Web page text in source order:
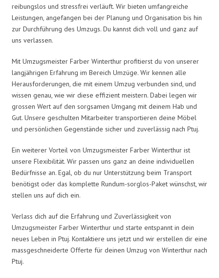
reibungslos und stressfrei verläuft. Wir bieten umfangreiche
Leistungen, angefangen bei der Planung und Organisation bis hin
zur Durchführung des Umzugs. Du kannst dich voll und ganz auf
uns verlassen.
Mit Umzugsmeister Farber Winterthur profitierst du von unserer
langjährigen Erfahrung im Bereich Umzüge. Wir kennen alle
Herausforderungen, die mit einem Umzug verbunden sind, und
wissen genau, wie wir diese effizient meistern. Dabei legen wir
grossen Wert auf den sorgsamen Umgang mit deinem Hab und
Gut. Unsere geschulten Mitarbeiter transportieren deine Möbel
und persönlichen Gegenstände sicher und zuverlässig nach Ptuj.
Ein weiterer Vorteil von Umzugsmeister Farber Winterthur ist
unsere Flexibilität. Wir passen uns ganz an deine individuellen
Bedürfnisse an. Egal, ob du nur Unterstützung beim Transport
benötigst oder das komplette Rundum-sorglos-Paket wünschst, wir
stellen uns auf dich ein.
Verlass dich auf die Erfahrung und Zuverlässigkeit von
Umzugsmeister Farber Winterthur und starte entspannt in dein
neues Leben in Ptuj. Kontaktiere uns jetzt und wir erstellen dir eine
massgeschneiderte Offerte für deinen Umzug von Winterthur nach
Ptuj.